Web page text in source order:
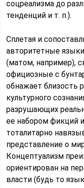
соцреализма до
тенденций и т. п.).
Сплетая и
авторитетные
(матом, например),
официозные с
обнажает близость
культурного
разрушающих
ее набором фикций
тоталитарно
представление о
Концептуализм
ориентирован на
власти (будь то